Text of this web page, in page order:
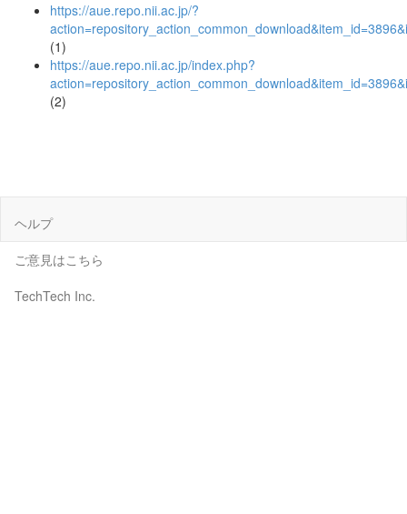
https://aue.repo.nii.ac.jp/?
(1)
https://aue.repo.nii.ac.jp/index.php?
(2)
ヘルプ
ご意見はこちら
TechTech Inc.